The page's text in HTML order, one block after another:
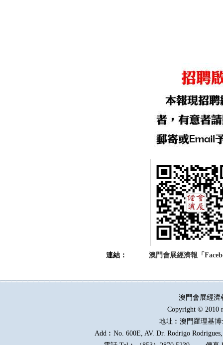
連結： 澳門會展經濟報「
澳門會展經
Copyright © 2010
地址︰澳門羅理基
Add︰No. 600E, AV. Dr. Rodrigo